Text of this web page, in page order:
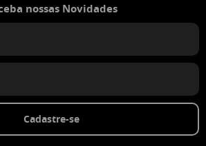
nossas Novidades
Cadastre-se